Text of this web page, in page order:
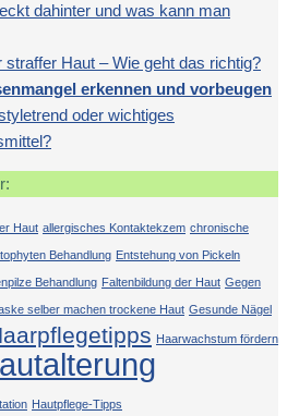
dahinter und was kann man
straffer Haut – Wie geht das richtig?
erkennen und vorbeugen
oder wichtiges
Haut allergisches Kontaktekzem chronische
Behandlung Entstehung von Pickeln
Behandlung Faltenbildung der Haut Gegen
selber machen trockene Haut Gesunde Nägel
Haarwachstum fördern
Hautpflege-Tipps